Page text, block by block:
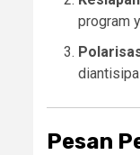
program
Pesan